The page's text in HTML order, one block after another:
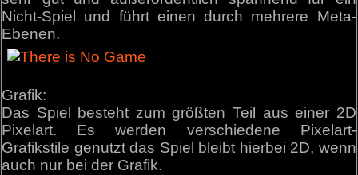
Nicht-Spiel und führt einen durch mehrere Meta-
Ebenen.
Grafik:
Das Spiel besteht zum größten Teil aus einer 2D
Pixelart. Es werden verschiedene Pixelart-
Grafikstile genutzt das Spiel bleibt hierbei 2D, wenn
auch nur bei der Grafik.